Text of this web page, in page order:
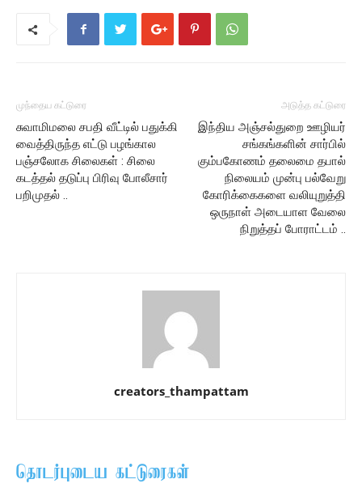
முந்தைய கட்டுரை
சுவாமிமலை சபதி வீட்டில் பதுக்கி
வைத்திருந்த எட்டு பழங்கால
பஞ்சலோக சிலைகள் : சிலை
கடத்தல் தடுப்பு பிரிவு போலீசார்
பறிமுதல் ..
அடுத்த கட்டுரை
இந்திய அஞ்சல்துறை ஊழியர்
சங்கங்களின் சார்பில்
கும்பகோணம் தலைமை தபால்
நிலையம் முன்பு பல்வேறு
கோரிக்கைகளை வலியுறுத்தி
ஒருநாள் அடையாள வேலை
நிறுத்தப் போராட்டம் ..
creators_thampattam
தொடர்புடைய கட்டுரைகள்